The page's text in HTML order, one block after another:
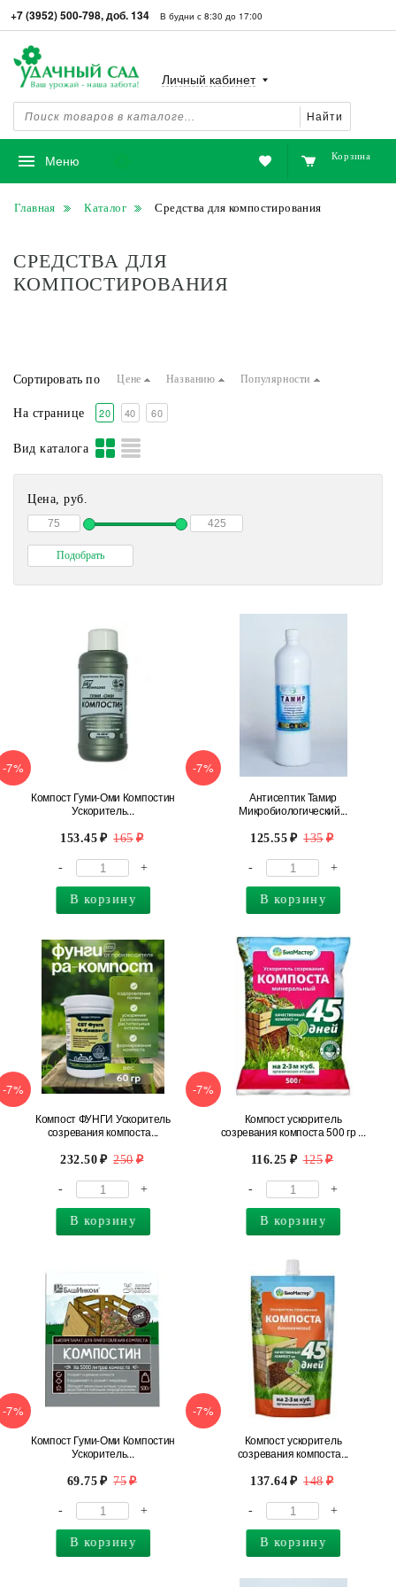
+7 (3952) 500-798, доб. 134 В будни с 8:30 до 17:00
Найти
Личный кабинет
Меню Корзина
Главная Каталог Средства для компостирования
СРЕДСТВА ДЛЯ
КОМПОСТИРОВАНИЯ
Сортировать по Цене Названию Популярности
На странице 20 40 60
Вид каталога
Цена, руб.
-7%
Компост Гуми-Оми Компостин
Ускоритель...
153.45 165
- +
В корзину
-7%
Антисептик Тамир
Микробиологический...
125.55 135
- +
В корзину
-7%
Компост ФУНГИ Ускоритель
созревания компоста...
232.50 250
- +
В корзину
-7%
Компост ускоритель
созревания компоста 500 гр ...
116.25 125
- +
В корзину
-7%
Компост Гуми-Оми Компостин
Ускоритель...
69.75 75
- +
В корзину
-7%
Компост ускоритель
созревания компоста...
137.64 148
- +
В корзину